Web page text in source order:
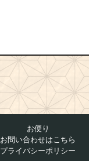
お便り
お問い合わせはこちら
プライバシーポリシー